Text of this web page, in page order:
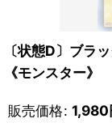
〔状態D〕ブラ
《モンスター》
販売価格: 1,980